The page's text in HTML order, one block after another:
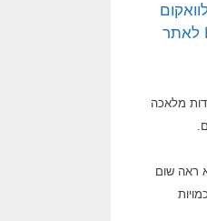
שנוצר… תמונה חופשית לשימוש ברמה CC BY 2.0, שהועלתה על ידי Paulius Malinovskis לאתר
מלאכה
ראה שום